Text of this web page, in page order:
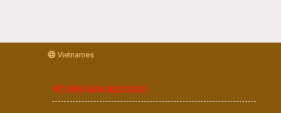
Vietnames
VỀ DIỄN ĐÀN MASSAGE